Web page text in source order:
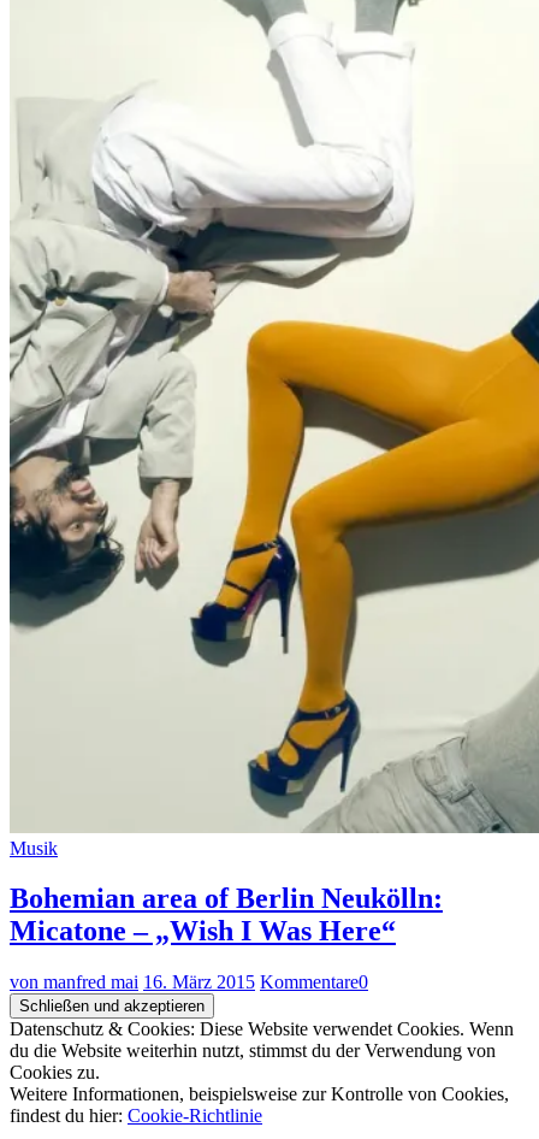
Musik
Bohemian area of Berlin Neukölln:
Micatone – „Wish I Was Here“
von manfred mai 16. März 2015 Kommentare0
Datenschutz & Cookies: Diese Website verwendet Cookies. Wenn
du die Website weiterhin nutzt, stimmst du der Verwendung von
Cookies zu.
Weitere Informationen, beispielsweise zur Kontrolle von Cookies,
findest du hier: Cookie-Richtlinie